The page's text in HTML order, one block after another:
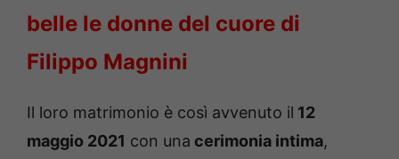
belle le donne del cuore di
Filippo Magnini
Il loro matrimonio è così avvenuto il 12
maggio 2021 con una cerimonia intima,